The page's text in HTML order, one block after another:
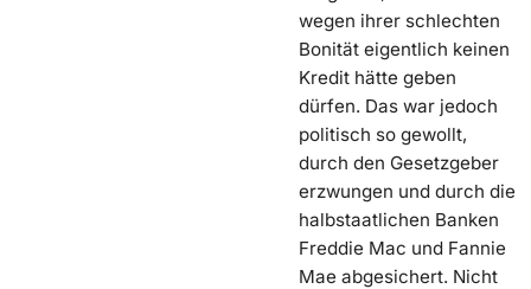
wegen ihrer schlechten
Bonität eigentlich keinen
Kredit hätte geben
dürfen. Das war jedoch
politisch so gewollt,
durch den Gesetzgeber
erzwungen und durch die
halbstaatlichen Banken
Freddie Mac und Fannie
Mae abgesichert. Nicht